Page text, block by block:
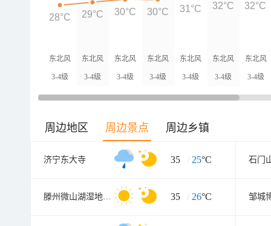
东北风
3-4级
东北风
3-4级
东北风
3-4级
东北风
3-4级
东北风
3-4级
东北风
3-4级
东北风
3-4级
28°C 29°C 30°C 30°C 31°C 32°C 32°C
周边地区 周边景点 周边乡镇
济宁东大寺 35 / 25°C 石门
滕州微山湖湿地红荷旅游风景区 35 / 26°C 邹城